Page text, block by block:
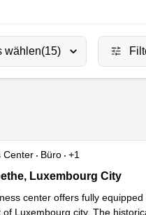
wählen(15)
Center Büro
+1
Luxembourg City
Luxembourg City
center offers fully equipped
of Luxembourg city. The